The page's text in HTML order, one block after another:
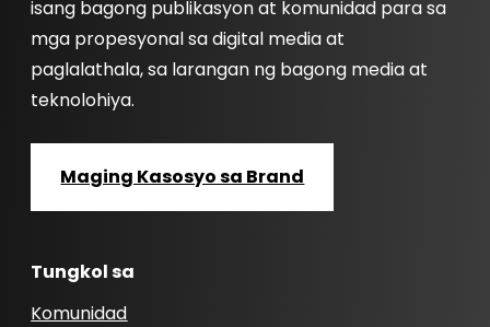
isang bagong publikasyon at komunidad para sa
mga propesyonal sa digital media at
paglalathala, sa larangan ng bagong media at
teknolohiya.
Maging Kasosyo sa Brand
Tungkol sa
Komunidad